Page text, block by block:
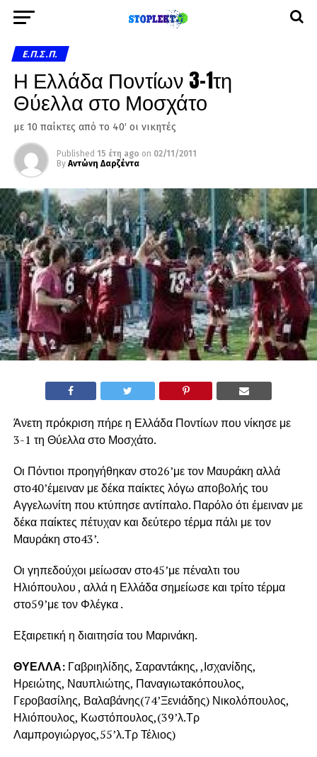
Ε.Π.Σ.Π.
Η Ελλάδα Ποντίων 3-1τη
Θύελλα στο Μοσχάτο
με 10 παίκτες από το 40′ οι νικητές
Published 15 έτη ago on 02/11/2011
By Αντώνη Δαρζέντα
Άνετη πρόκριση πήρε η Ελλάδα Ποντίων που νίκησε με
3-1 τη Θύελλα στο Μοσχάτο.
Οι Πόντιοι προηγήθηκαν στο26’με τον Μαυράκη αλλά
στο40’έμειναν με δέκα παίκτες λόγω αποβολής του
Αγγελωνίτη που κτύπησε αντίπαλο. Παρόλο ότι έμειναν με
δέκα παίκτες πέτυχαν και δεύτερο τέρμα πάλι με τον
Μαυράκη στο43’.
Οι γηπεδούχοι μείωσαν στο45’με πέναλτι του
Ηλιόπουλου , αλλά η Ελλάδα σημείωσε και τρίτο τέρμα
στο59’με τον Φλέγκα .
Εξαιρετική η διαιτησία του Μαρινάκη.
ΘΥΕΛΛΑ:Γαβριηλίδης, Σαραντάκης, ,Ισχανίδης,
Ηρειώτης, Ναυπλιώτης, Παναγιωτακόπουλος,
Γεροβασίλης, Βαλαβάνης(74’Ξενιάδης) Νικολόπουλος,
Ηλιόπουλος, Κωστόπουλος,(39’λ.Τρ
Λαμπρογιώργος,55’λ.Τρ Τέλιος)